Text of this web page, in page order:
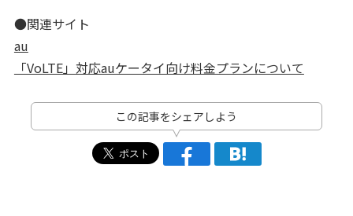
●関連サイト
au
「VoLTE」対応auケータイ向け料金プランについて
この記事をシェアしよう